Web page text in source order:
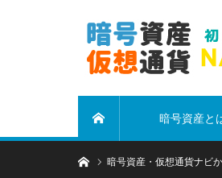
暗号資産と
ホーム暗号資産・仮想通貨ナビ